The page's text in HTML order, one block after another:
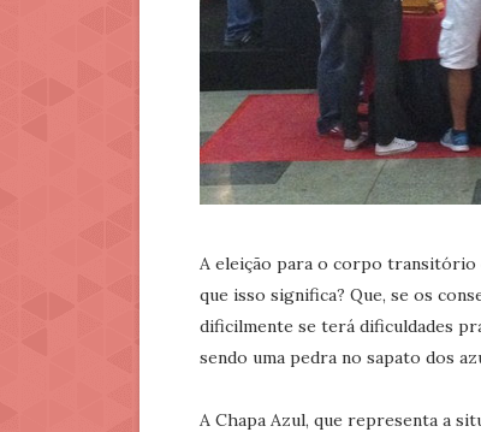
A eleição para o corpo transitório
que isso significa? Que, se os
dificilmente se terá dificuldades
sendo uma pedra no sapato dos
A Chapa Azul, que representa a